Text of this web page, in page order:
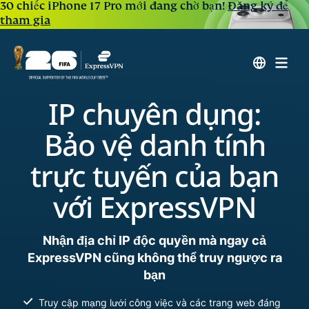
30 chiếc iPhone 17 Pro mới đang chờ bạn!Đăng ký để
tham gia
IP chuyên dụng:
Bảo vệ danh tính
trực tuyến của bạn
với ExpressVPN
Nhận địa chỉ IP độc quyền mà ngay cả
ExpressVPN cũng không thể truy ngược ra
bạn
Truy cập mạng lưới công việc và các trang web đáng